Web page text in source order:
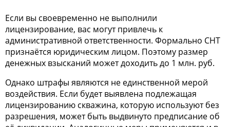
Если вы своевременно не выполнили
лицензирование, вас могут привлечь к
административной ответственности. Формально СНТ
признаётся юридическим лицом. Поэтому размер
денежных взысканий может доходить до 1 млн. руб.
Однако штрафы являются не единственной мерой
воздействия. Если будет выявлена подлежащая
лицензированию скважина, которую используют без
разрешения, может быть выдвинуто предписание об